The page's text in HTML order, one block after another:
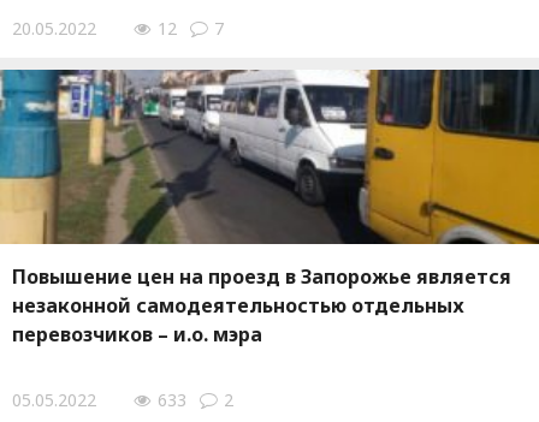
20.05.2022 12 7
Повышение цен на проезд в Запорожье является
незаконной самодеятельностью отдельных
перевозчиков – и.о. мэра
05.05.2022 633 2